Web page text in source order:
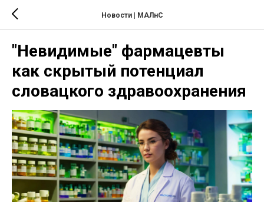
Новости | МАЛнС
"Невидимые" фармацевты
как скрытый потенциал
словацкого здравоохранения